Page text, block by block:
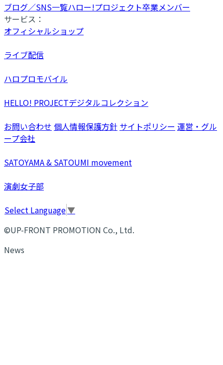
ブログ／SNS一覧ハロー!プロジェクト卒業メンバー
サービス：
オフィシャルショップ
ライブ配信
ハロプロモバイル
HELLO! PROJECTデジタルコレクション
お問い合わせ 個人情報保護方針 サイトポリシー 運営・グル
ープ会社
SATOYAMA & SATOUMI movement
演劇女子部
Select Language▼
©UP-FRONT PROMOTION Co., Ltd.
News